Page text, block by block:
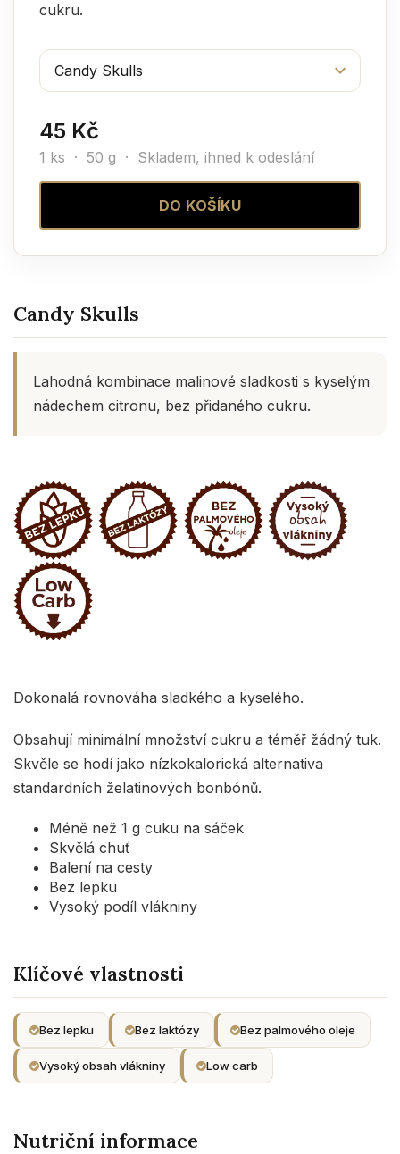
cukru.
45 Kč
1 ks · 50 g · Skladem, ihned k odeslání
DO KOŠÍKU
Candy Skulls
Lahodná kombinace malinové sladkosti s kyselým
nádechem citronu, bez přidaného cukru.
Dokonalá rovnováha sladkého a kyselého.
Obsahují minimální množství cukru a téměř žádný tuk.
Skvěle se hodí jako nízkokalorická alternativa
standardních želatinových bonbónů.
Méně než 1 g cuku na sáček
Skvělá chuť
Balení na cesty
Bez lepku
Vysoký podíl vlákniny
Klíčové vlastnosti
Bez lepku Bez laktózy Bez palmového oleje
Vysoký obsah vlákniny Low carb
Nutriční informace